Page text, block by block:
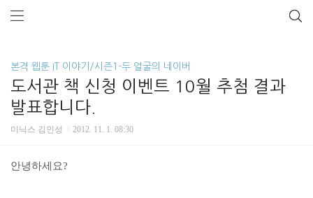
본격 웹툰 IT 이야기/시즌1-두 얼굴의 네이버
도서관 책 신청 이벤트 10월 추첨 결과
발표합니다.
미닉스 김인성 2012. 11. 1. 08:30
안녕하세요?